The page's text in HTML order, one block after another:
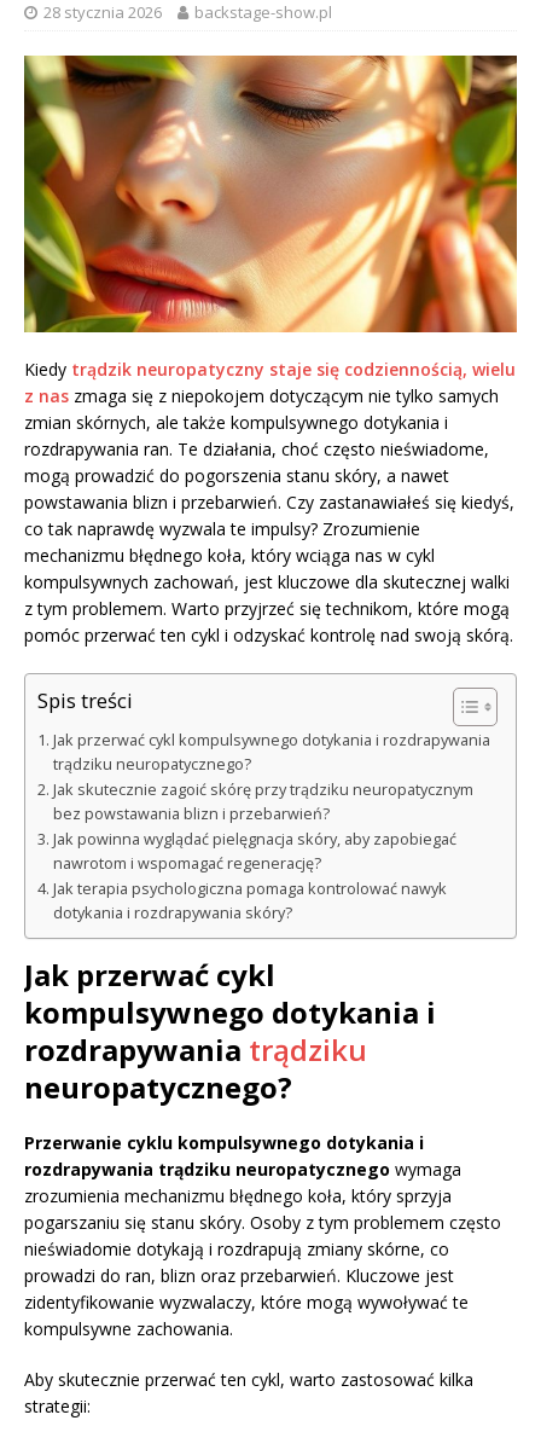
28 stycznia 2026 backstage-show.pl
Kiedy trądzik neuropatyczny staje się codziennością, wielu
z nas zmaga się z niepokojem dotyczącym nie tylko samych
zmian skórnych, ale także kompulsywnego dotykania i
rozdrapywania ran. Te działania, choć często nieświadome,
mogą prowadzić do pogorszenia stanu skóry, a nawet
powstawania blizn i przebarwień. Czy zastanawiałeś się kiedyś,
co tak naprawdę wyzwala te impulsy? Zrozumienie
mechanizmu błędnego koła, który wciąga nas w cykl
kompulsywnych zachowań, jest kluczowe dla skutecznej walki
z tym problemem. Warto przyjrzeć się technikom, które mogą
pomóc przerwać ten cykl i odzyskać kontrolę nad swoją skórą.
Spis treści
Jak przerwać cykl kompulsywnego dotykania i rozdrapywania
trądziku neuropatycznego?
Jak skutecznie zagoić skórę przy trądziku neuropatycznym
bez powstawania blizn i przebarwień?
Jak powinna wyglądać pielęgnacja skóry, aby zapobiegać
nawrotom i wspomagać regenerację?
Jak terapia psychologiczna pomaga kontrolować nawyk
dotykania i rozdrapywania skóry?
Jak przerwać cykl
kompulsywnego dotykania i
rozdrapywania trądziku
neuropatycznego?
Przerwanie cyklu kompulsywnego dotykania i
rozdrapywania trądziku neuropatycznego wymaga
zrozumienia mechanizmu błędnego koła, który sprzyja
pogarszaniu się stanu skóry. Osoby z tym problemem często
nieświadomie dotykają i rozdrapują zmiany skórne, co
prowadzi do ran, blizn oraz przebarwień. Kluczowe jest
zidentyfikowanie wyzwalaczy, które mogą wywoływać te
kompulsywne zachowania.
Aby skutecznie przerwać ten cykl, warto zastosować kilka
strategii: